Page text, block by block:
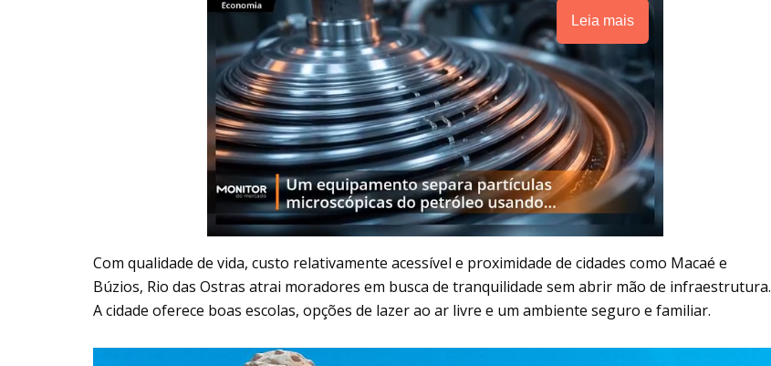
Leia mais
Com qualidade de vida, custo relativamente acessível e proximidade de cidades como Macaé e
Búzios, Rio das Ostras atrai moradores em busca de tranquilidade sem abrir mão de infraestrutura.
A cidade oferece boas escolas, opções de lazer ao ar livre e um ambiente seguro e familiar.